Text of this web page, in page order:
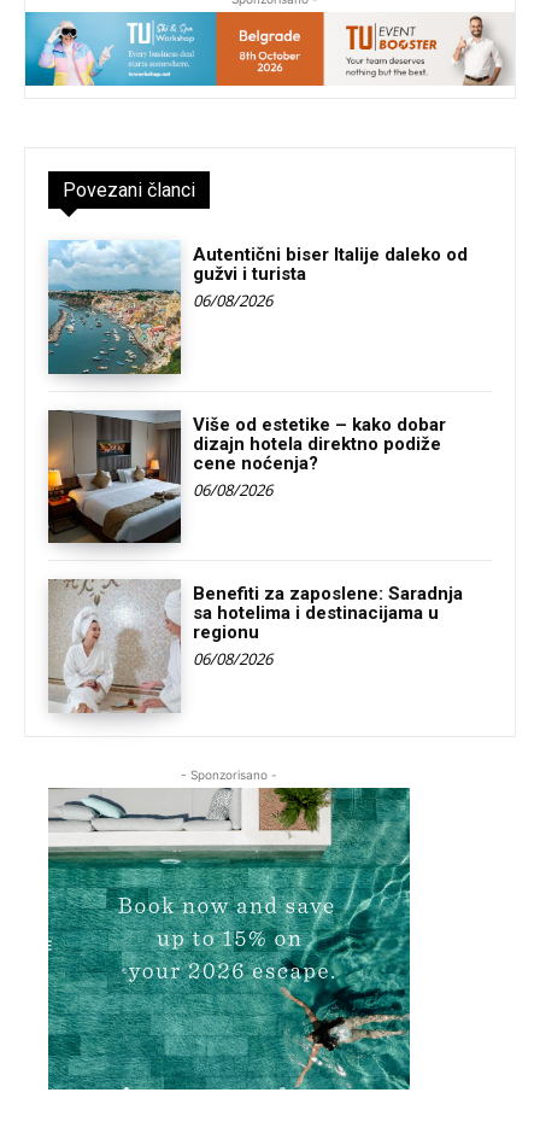
Povezani članci
Autentični biser Italije daleko od
gužvi i turista
06/08/2026
Više od estetike – kako dobar
dizajn hotela direktno podiže
cene noćenja?
06/08/2026
Benefiti za zaposlene: Saradnja
sa hotelima i destinacijama u
regionu
06/08/2026
- Sponzorisano -